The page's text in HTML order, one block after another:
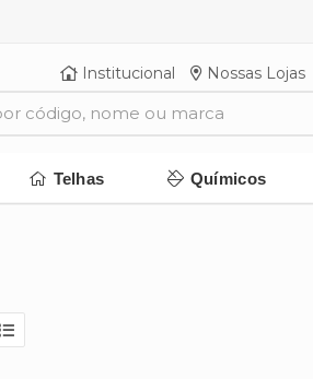
Institucional Nossas Lojas
Telhas Químicos